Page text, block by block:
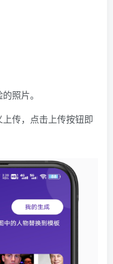
照片。
传，点击上传按钮即